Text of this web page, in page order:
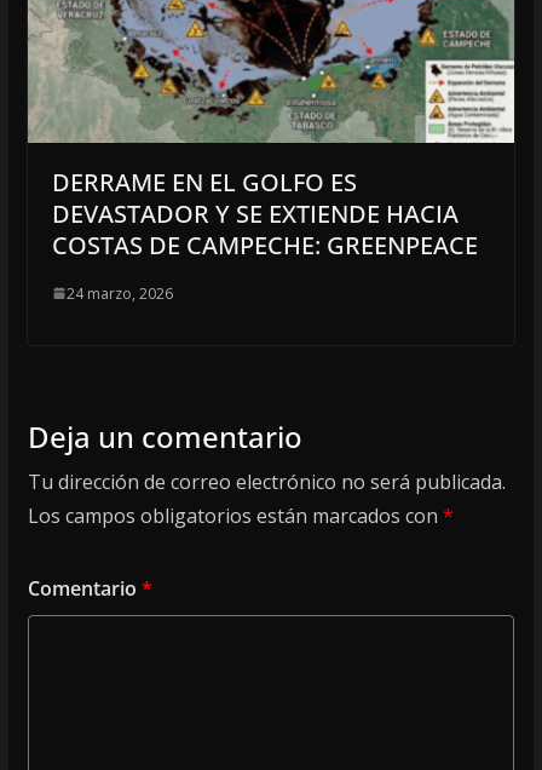
DERRAME EN EL GOLFO ES
DEVASTADOR Y SE EXTIENDE HACIA
COSTAS DE CAMPECHE: GREENPEACE
24 marzo, 2026
Deja un comentario
Tu dirección de correo electrónico no será publicada.
Los campos obligatorios están marcados con *
Comentario *